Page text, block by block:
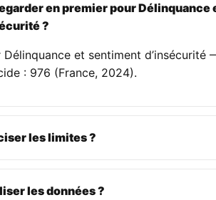
en premier pour Délinquance
?
Délinquance et sentiment d’insécurité
: 976 (France, 2024).
les limites ?
les données ?